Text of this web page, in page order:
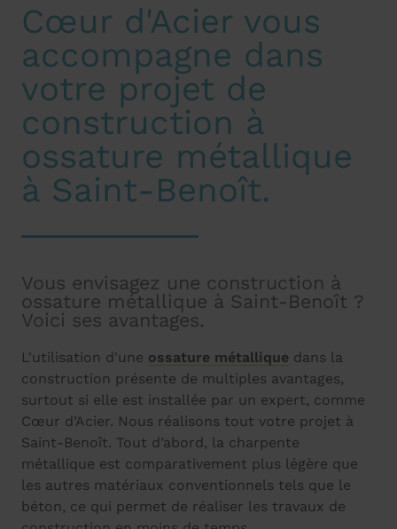
Cœur d'Acier vous
accompagne dans
votre projet de
construction à
ossature métallique
à Saint-Benoît.
Vous envisagez une construction à
ossature métallique à Saint-Benoît ?
Voici ses avantages.
L'utilisation d'une ossature métallique dans la
construction présente de multiples avantages,
surtout si elle est installée par un expert, comme
Cœur d’Acier. Nous réalisons tout votre projet à
Saint-Benoît. Tout d’abord, la charpente
métallique est comparativement plus légère que
les autres matériaux conventionnels tels que le
béton, ce qui permet de réaliser les travaux de